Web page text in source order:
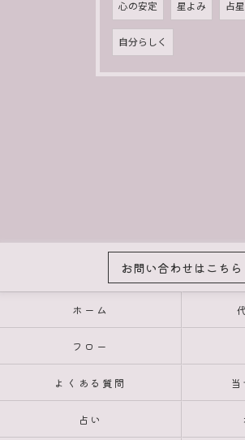
心の安定 星よみ 占
自分らしく
お問い合わせはこちら
ホーム
フロー
よくある質問
占い